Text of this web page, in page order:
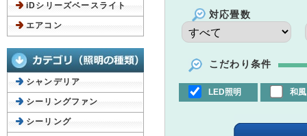
対応畳数
こだわり条件
LED照明 和
iDシリーズベースライト
エアコン
シャンデリア
シーリングファン
シーリング